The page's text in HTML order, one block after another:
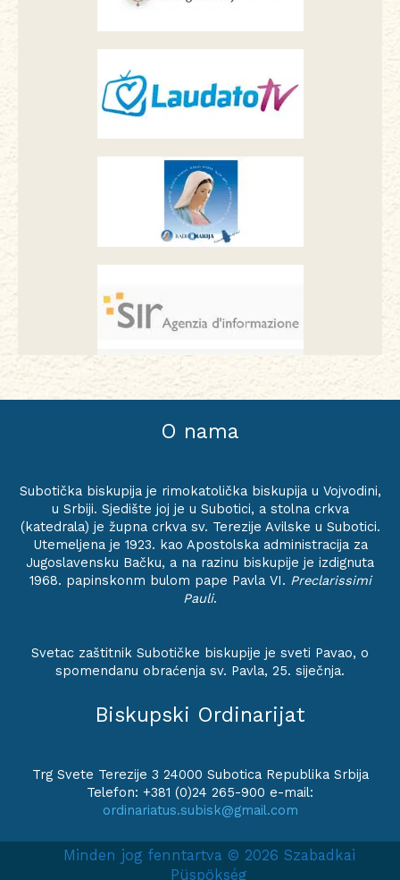
O nama
Subotička biskupija je rimokatolička biskupija u Vojvodini,
u Srbiji. Sjedište joj je u Subotici, a stolna crkva
(katedrala) je župna crkva sv. Terezije Avilske u Subotici.
Utemeljena je 1923. kao Apostolska administracija za
Jugoslavensku Bačku, a na razinu biskupije je izdignuta
1968. papinskonm bulom pape Pavla VI. Preclarissimi
Pauli.
Svetac zaštitnik Subotičke biskupije je sveti Pavao, o
spomendanu obraćenja sv. Pavla, 25. siječnja.
Biskupski Ordinarijat
Trg Svete Terezije 3 24000 Subotica Republika Srbija
Telefon: +381 (0)24 265-900 e-mail:
ordinariatus.subisk@gmail.com
Minden jog fenntartva © 2026 Szabadkai
Püspökség